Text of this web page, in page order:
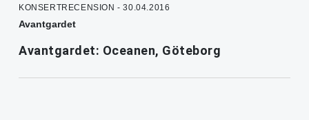
KONSERTRECENSION - 30.04.2016
Avantgardet
Avantgardet: Oceanen, Göteborg